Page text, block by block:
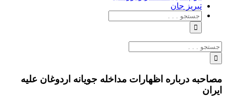
تبریزِ جان
جستجو
برای:
جستجو
برای:
مصاحبه درباره اظهارات مداخله جویانه اردوغان علیه
ایران